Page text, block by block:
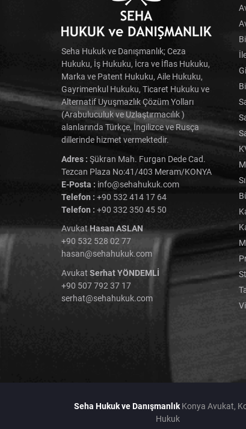
Seha Hukuk ve Danışmanlık; Ceza
Hukuku, İş Hukuku, İcra ve İflas Hukuku,
Marka ve Patent Hukuku, Aile Hukuku,
Gayrimenkul Hukuku, Ticaret Hukuku ve
Alternatif Uyuşmazlık Çözüm Yolları
(Arabuluculuk ve Uzlaştırmacılık )
alanlarında Türkçe, İngilizce ve Rusça
dillerinde hizmet vermektedir.
Adres : Şükran Mah. Furgan Dede Cad.
Tezcan Plaza No:41/403 Meram/KONYA
E-Posta : info@sehahukuk.com
Telefon : +90 532 414 17 64
Telefon : +90 332 350 45 50
AvukatHasan ASLAN
+90 532 528 02 77
hasan@sehahukuk.com
Avukat Serhat YÖNDEMLİ
+90 507 792 37 17
serhat@sehahukuk.com
Seha Hukuk ve DanışmanlıkKonya Avukat,
Hukuk